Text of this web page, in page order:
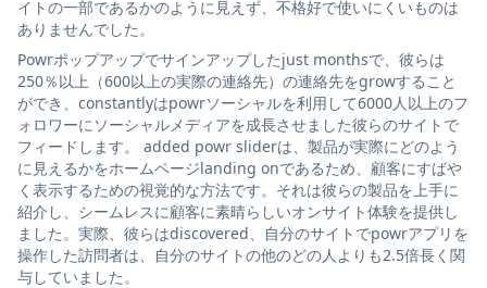
イトの一部であるかのように見えず、不格好で使いにくいものは
ありませんでした。
Powrポップアップでサインアップしたjust monthsで、彼らは
250％以上（600以上の実際の連絡先）の連絡先をgrowすること
ができ、constantlyはpowrソーシャルを利用して6000人以上のフ
ォロワーにソーシャルメディアを成長させました彼らのサイトで
フィードします。 added powr sliderは、製品が実際にどのよう
に見えるかをホームページlanding onであるため、顧客にすばや
く表示するための視覚的な方法です。それは彼らの製品を上手に
紹介し、シームレスに顧客に素晴らしいオンサイト体験を提供し
ました。実際、彼らはdiscovered、自分のサイトでpowrアプリを
操作した訪問者は、自分のサイトの他のどの人よりも2.5倍長く関
与していました。